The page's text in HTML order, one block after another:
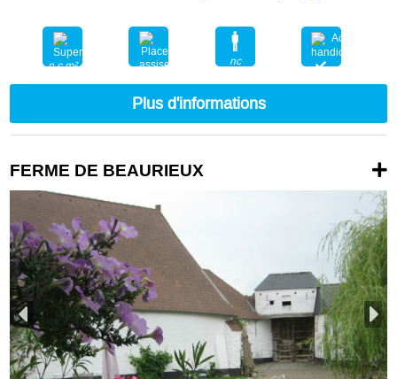
n.c.m²
nc
Plus d'informations
FERME DE BEAURIEUX